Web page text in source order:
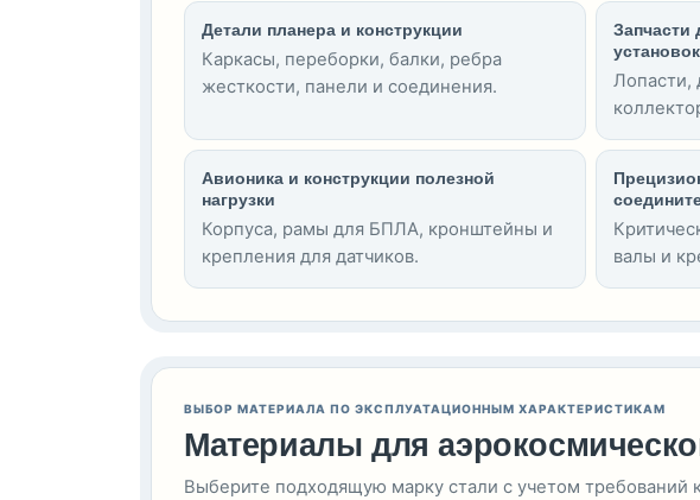
Детали планера и конструкции
Каркасы, переборки, балки, ребра
жесткости, панели и соединения.
Запчасти
установок
Лопасти,
Авионика и конструкции полезной
нагрузки
Корпуса, рамы для БПЛА, кронштейны и
крепления для датчиков.
валы и
ВЫБОР МАТЕРИАЛА ПО ЭКСПЛУАТАЦИОННЫМ ХАРАКТЕРИСТИКАМ
Материалы для
Выберите подходящую марку стали с учетом требований